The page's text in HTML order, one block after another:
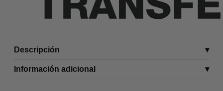
Descripción
Información adicional